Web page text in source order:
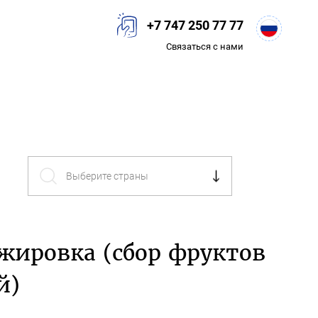
+7 747 250 77 77
Связаться с нами
(сбор фруктов